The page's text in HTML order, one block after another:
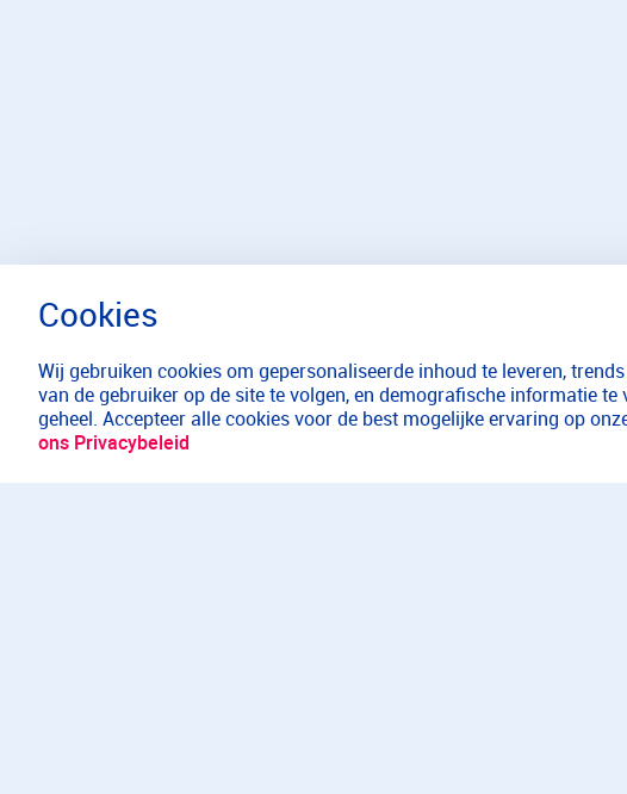
Wij gebruiken cookies om gepersonaliseerde inhoud te leveren,
van de gebruiker op de site te volgen, en demografische informatie
geheel. Accepteer alle cookies voor de best mogelijke ervaring op
ons Privacybeleid